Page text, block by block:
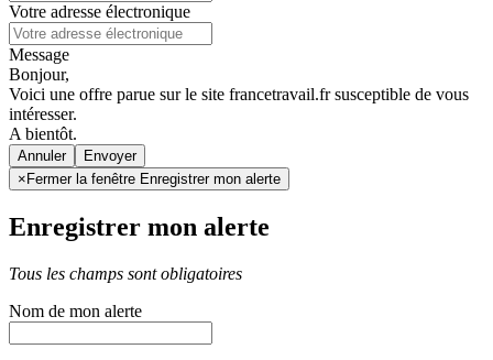
Votre adresse électronique
Message
Bonjour,
Voici une offre parue sur le site francetravail.fr susceptible de vous
intéresser.
A bientôt.
Annuler
× Fermer la fenêtre Enregistrer mon alerte
Enregistrer mon alerte
Tous les champs sont obligatoires
Nom de mon alerte